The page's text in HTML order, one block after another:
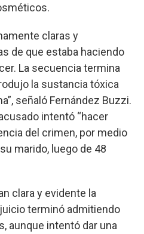
claras y
de que estaba haciendo
La secuencia termina
la sustancia tóxica
señaló Fernández Buzzi.
intentó “hacer
del crimen, por medio
marido, luego de 48
clara y evidente la
terminó admitiendo
aunque intentó dar una